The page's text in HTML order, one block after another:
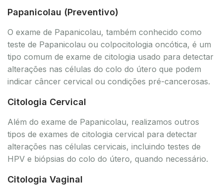
Papanicolau (Preventivo)
O exame de Papanicolau, também conhecido como
teste de Papanicolau ou colpocitologia oncótica, é um
tipo comum de exame de citologia usado para detectar
alterações nas células do colo do útero que podem
indicar câncer cervical ou condições pré-cancerosas.
Citologia Cervical
Além do exame de Papanicolau, realizamos outros
tipos de exames de citologia cervical para detectar
alterações nas células cervicais, incluindo testes de
HPV e biópsias do colo do útero, quando necessário.
Citologia Vaginal